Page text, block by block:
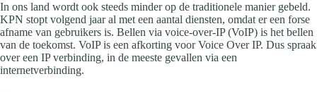
In ons land wordt ook steeds minder op de traditionele manier gebeld.
KPN stopt volgend jaar al met een aantal diensten, omdat er een forse
afname van gebruikers is. Bellen via voice-over-IP (VoIP) is het bellen
van de toekomst. VoIP is een afkorting voor Voice Over IP. Dus spraak
over een IP verbinding, in de meeste gevallen via een
internetverbinding.